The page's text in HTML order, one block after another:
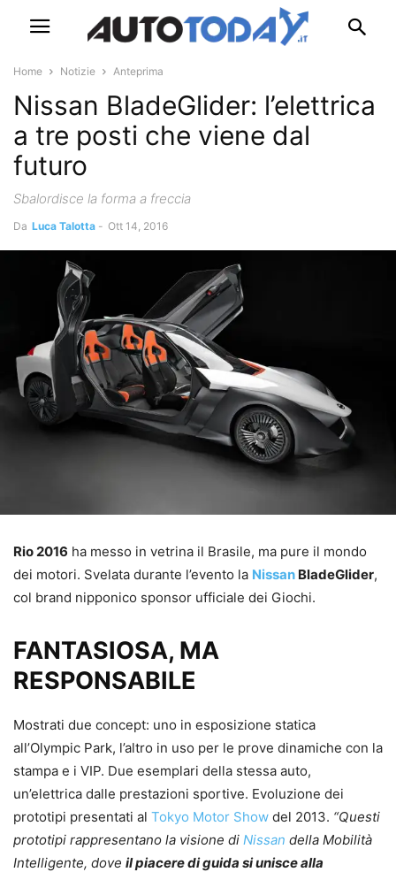
Home Notizie Anteprima
Nissan BladeGlider: l’elettrica
a tre posti che viene dal
futuro
Sbalordisce la forma a freccia
Da Luca Talotta - Ott 14, 2016
Rio 2016 ha messo in vetrina il Brasile, ma pure il mondo
dei motori. Svelata durante l’evento la Nissan BladeGlider,
col brand nipponico sponsor ufficiale dei Giochi.
FANTASIOSA, MA
RESPONSABILE
Mostrati due concept: uno in esposizione statica
all’Olympic Park, l’altro in uso per le prove dinamiche con la
stampa e i VIP. Due esemplari della stessa auto,
un’elettrica dalle prestazioni sportive. Evoluzione dei
prototipi presentati al Tokyo Motor Show del 2013. “Questi
prototipi rappresentano la visione di Nissan della Mobilità
Intelligente, dove il piacere di guida si unisce alla